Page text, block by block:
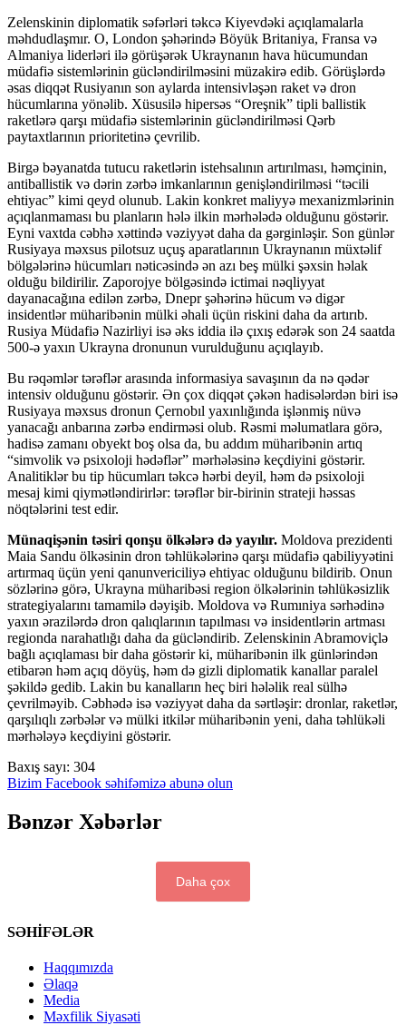
Zelenskinin diplomatik səfərləri təkcə Kiyevdəki açıqlamalarla
məhdudlaşmır. O, London şəhərində Böyük Britaniya, Fransa və
Almaniya liderləri ilə görüşərək Ukraynanın hava hücumundan
müdafiə sistemlərinin gücləndirilməsini müzakirə edib. Görüşlərdə
əsas diqqət Rusiyanın son aylarda intensivləşən raket və dron
hücumlarına yönəlib. Xüsusilə hipersəs “Oreşnik” tipli ballistik
raketlərə qarşı müdafiə sistemlərinin gücləndirilməsi Qərb
paytaxtlarının prioritetinə çevrilib.
Birgə bəyanatda tutucu raketlərin istehsalının artırılması, həmçinin,
antiballistik və dərin zərbə imkanlarının genişləndirilməsi “təcili
ehtiyac” kimi qeyd olunub. Lakin konkret maliyyə mexanizmlərinin
açıqlanmaması bu planların hələ ilkin mərhələdə olduğunu göstərir.
Eyni vaxtda cəbhə xəttində vəziyyət daha da gərginləşir. Son günlər
Rusiyaya məxsus pilotsuz uçuş aparatlarının Ukraynanın müxtəlif
bölgələrinə hücumları nəticəsində ən azı beş mülki şəxsin həlak
olduğu bildirilir. Zaporojye bölgəsində ictimai nəqliyyat
dayanacağına edilən zərbə, Dnepr şəhərinə hücum və digər
insidentlər müharibənin mülki əhali üçün riskini daha da artırıb.
Rusiya Müdafiə Nazirliyi isə əks iddia ilə çıxış edərək son 24 saatda
500-ə yaxın Ukrayna dronunun vurulduğunu açıqlayıb.
Bu rəqəmlər tərəflər arasında informasiya savaşının da nə qədər
intensiv olduğunu göstərir. Ən çox diqqət çəkən hadisələrdən biri isə
Rusiyaya məxsus dronun Çernobıl yaxınlığında işlənmiş nüvə
yanacağı anbarına zərbə endirməsi olub. Rəsmi məlumatlara görə,
hadisə zamanı obyekt boş olsa da, bu addım müharibənin artıq
“simvolik və psixoloji hədəflər” mərhələsinə keçdiyini göstərir.
Analitiklər bu tip hücumları təkcə hərbi deyil, həm də psixoloji
mesaj kimi qiymətləndirirlər: tərəflər bir-birinin strateji həssas
nöqtələrini test edir.
Münaqişənin təsiri qonşu ölkələrə də yayılır. Moldova prezidenti
Maia Sandu ölkəsinin dron təhlükələrinə qarşı müdafiə qabiliyyətini
artırmaq üçün yeni qanunvericiliyə ehtiyac olduğunu bildirib. Onun
sözlərinə görə, Ukrayna müharibəsi region ölkələrinin təhlükəsizlik
strategiyalarını tamamilə dəyişib. Moldova və Rumıniya sərhədinə
yaxın ərazilərdə dron qalıqlarının tapılması və insidentlərin artması
regionda narahatlığı daha da gücləndirib. Zelenskinin Abramoviçlə
bağlı açıqlaması bir daha göstərir ki, müharibənin ilk günlərindən
etibarən həm açıq döyüş, həm də gizli diplomatik kanallar paralel
şəkildə gedib. Lakin bu kanalların heç biri hələlik real sülhə
çevrilməyib. Cəbhədə isə vəziyyət daha da sərtləşir: dronlar, raketlər,
qarşılıqlı zərbələr və mülki itkilər müharibənin yeni, daha təhlükəli
mərhələyə keçdiyini göstərir.
Baxış sayı: 304
Bizim Facebook səhifəmizə abunə olun
Bənzər Xəbərlər
Daha çox
SƏHİFƏLƏR
Haqqımızda
Əlaqə
Media
Məxfilik Siyasəti